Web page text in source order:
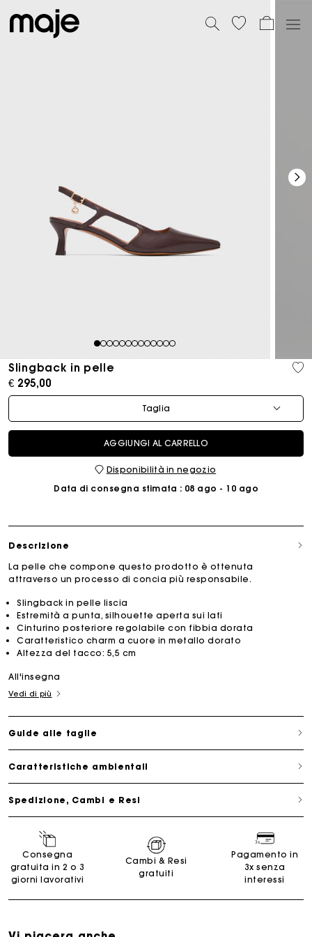
12345678910111213
Slingback in pelle
€ 295,00
Taglia
AGGIUNGI AL CARRELLO
Disponibilità in negozio
Data di consegna stimata : 08 ago - 10 ago
Descrizione
La pelle che compone questo prodotto è ottenuta
attraverso un processo di concia più responsabile.
Slingback in pelle liscia
Estremità a punta, silhouette aperta sui lati
Cinturino posteriore regolabile con fibbia dorata
Caratteristico charm a cuore in metallo dorato
Altezza del tacco: 5,5 cm
All'insegna
Vedi di più
Guide alle taglie
Caratteristiche ambientali
Spedizione, Cambi e Resi
Consegna
gratuita in 2 o 3
giorni lavorativi
Cambi & Resi
gratuiti
Pagamento in
3x senza
interessi